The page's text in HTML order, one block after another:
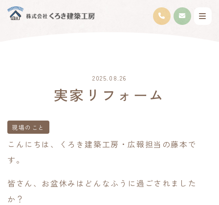
2025.08.26
実家リフォーム
現場のこと
こんにちは、くろき建築工房・広報担当の藤本で
す。
皆さん、お盆休みはどんなふうに過ごされました
か？